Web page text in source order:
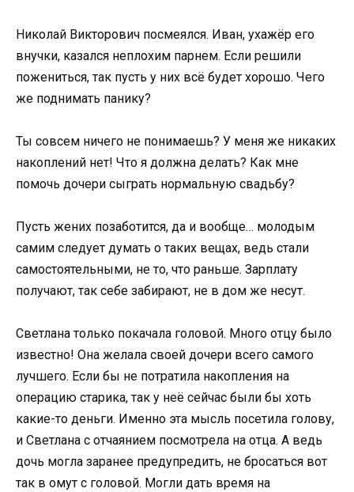
Николай Викторович посмеялся. Иван, ухажёр его
внучки, казался неплохим парнем. Если решили
пожениться, так пусть у них всё будет хорошо. Чего
же поднимать панику?
Ты совсем ничего не понимаешь? У меня же никаких
накоплений нет! Что я должна делать? Как мне
помочь дочери сыграть нормальную свадьбу?
Пусть жених позаботится, да и вообще… молодым
самим следует думать о таких вещах, ведь стали
самостоятельными, не то, что раньше. Зарплату
получают, так себе забирают, не в дом же несут.
Светлана только покачала головой. Много отцу было
известно! Она желала своей дочери всего самого
лучшего. Если бы не потратила накопления на
операцию старика, так у неё сейчас были бы хоть
какие-то деньги. Именно эта мысль посетила голову,
и Светлана с отчаянием посмотрела на отца. А ведь
дочь могла заранее предупредить, не бросаться вот
так в омут с головой. Могли дать время на